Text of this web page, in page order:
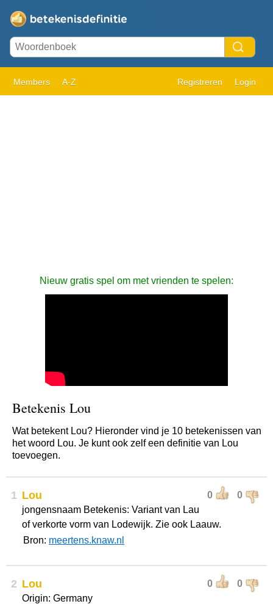
Members A-Z Registreren Login
Nieuw gratis spel om met vrienden te spelen:
Betekenis Lou
Wat betekent Lou? Hieronder vind je 10 betekenissen van
het woord Lou. Je kunt ook zelf een definitie van Lou
toevoegen.
1 0 0
Lou
jongensnaam Betekenis: Variant van Lau
of verkorte vorm van Lodewijk. Zie ook Laauw.
Bron: meertens.knaw.nl
2 0 0
Lou
Origin: Germany